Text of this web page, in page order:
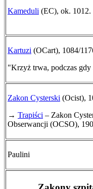
Kameduli (EC), ok. 1012.
Kartuzi (OCart), 1084/
"Krzyż trwa, podczas gdy
Zakon Cysterski (Ocist),
→ Trapiści – Zakon
Obserwancji (OCSO),
Paulini